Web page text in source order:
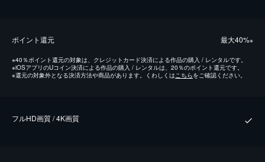
ポイント還元 最⼤40%※
※40％ポイント還元の対象は、クレジットカード決済による作品の購入 / レンタルです。
※iOSアプリのUコイン決済による作品の購入 / レンタルは、20％のポイント還元です。
※還元の対象外となる決済方法や商品があります。くわしくはこちらをご確認ください。
フルHD画質 / 4K画質